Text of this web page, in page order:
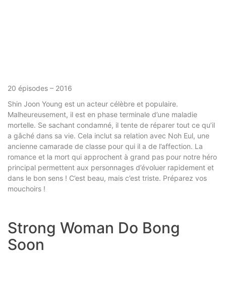
20 épisodes – 2016
Shin Joon Young est un acteur célèbre et populaire.
Malheureusement, il est en phase terminale d’une maladie
mortelle. Se sachant condamné, il tente de réparer tout ce qu’il
a gâché dans sa vie. Cela inclut sa relation avec Noh Eul, une
ancienne camarade de classe pour qui il a de l’affection. La
romance et la mort qui approchent à grand pas pour notre héro
principal permettent aux personnages d’évoluer rapidement et
dans le bon sens ! C’est beau, mais c’est triste. Préparez vos
mouchoirs !
Strong Woman Do Bong
Soon